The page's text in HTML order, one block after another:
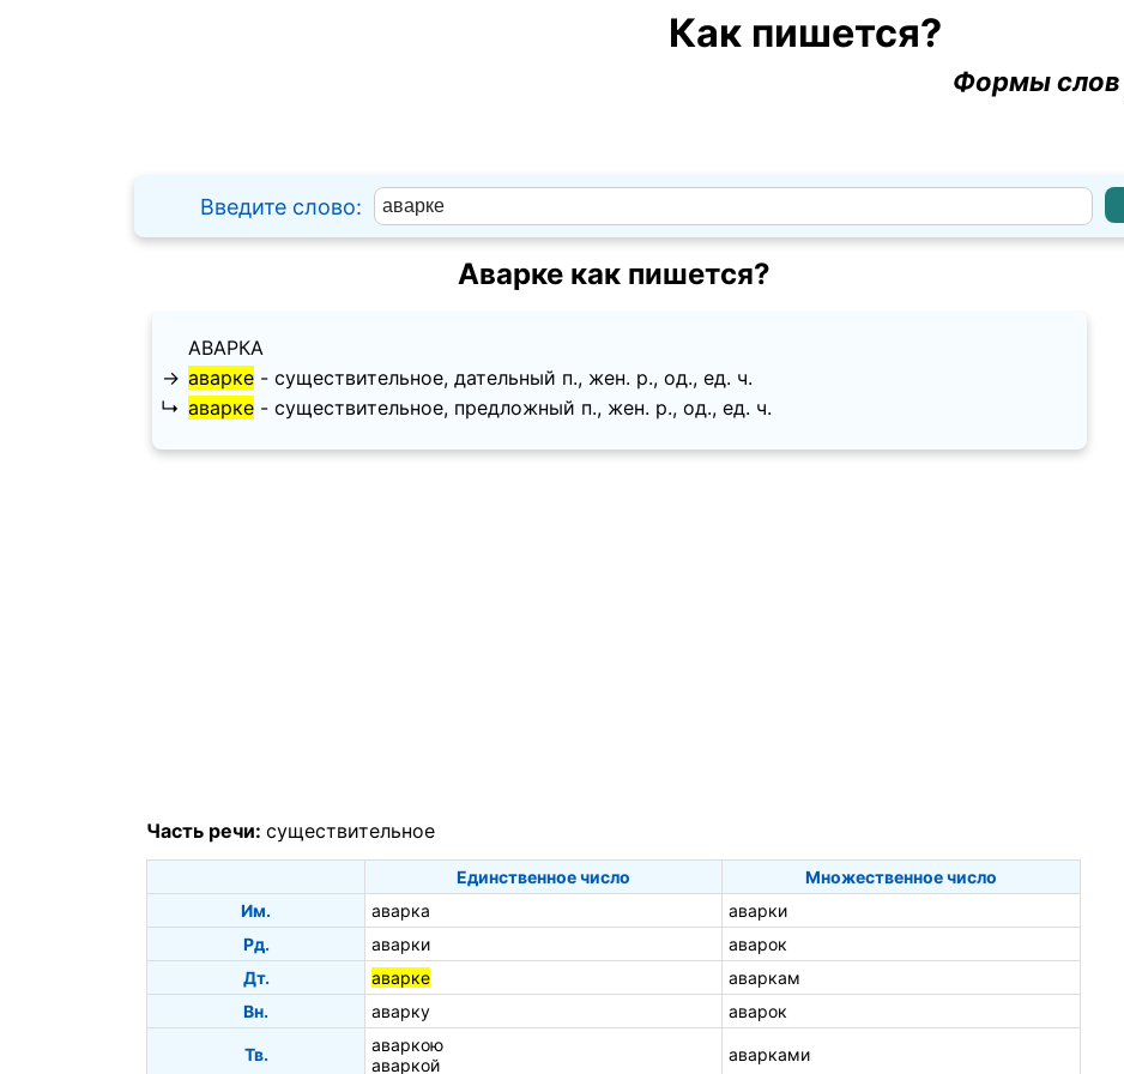
Как пишется?
Формы слов
Введите слово:
Аварке как пишется?
АВАРКА
→ аварке - существительное, дательный п., жен. p., од., ед. ч.
↳ аварке - существительное, предложный п., жен. p., од., ед. ч.
Часть речи: существительное
Единственное число
Множественное число
Им.
аварка
аварки
Рд.
аварки
аварок
Дт.
аварке
аваркам
Вн.
аварку аварок
Тв.
аваркою
аваркой
аварками